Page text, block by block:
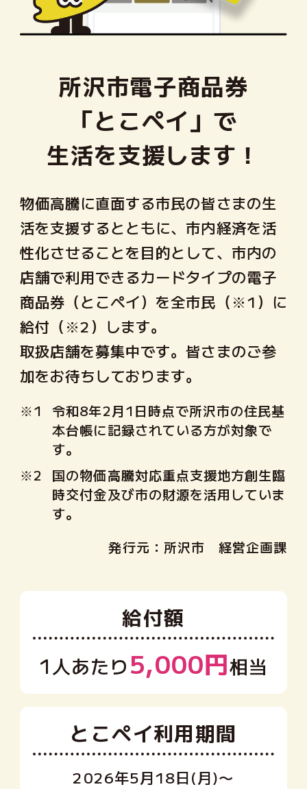
所沢市電子商品券
「とこペイ」で
生活を支援します！
物価高騰に直面する市民の皆さまの生
活を支援するとともに、市内経済を活
性化させることを目的として、市内の
店舗で利用できるカードタイプの電子
商品券（とこペイ）を全市民（※1）に
給付（※2）します。
取扱店舗を募集中です。皆さまのご参
加をお待ちしております。
※1
令和8年2月1日時点で所沢市の住民基
本台帳に記録されている方が対象で
す。
※2
国の物価高騰対応重点支援地方創生臨
時交付金及び市の財源を活用していま
す。
発行元：所沢市 経営企画課
給付額
1人あたり5,000円相当
とこペイ利用期間
2026年5月18日(月)〜